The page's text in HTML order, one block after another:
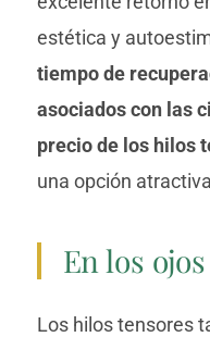
estética y
tiempo de
asociados con las
precio de los hilos
una opción
En los ojos
Los hilos tensores